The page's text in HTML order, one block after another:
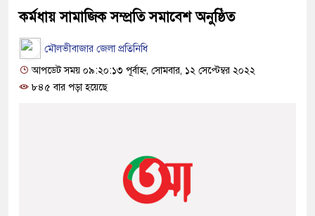
কর্মধায় সামাজিক সম্প্রতি সমাবেশ অনুষ্ঠিত
মৌলভীবাজার জেলা প্রতিনিধি
আপডেট সময় ০৯:২০:১৩ পূর্বাহ্ন, সোমবার, ১২ সেপ্টেম্বর ২০২২
৮৪৫ বার পড়া হয়েছে